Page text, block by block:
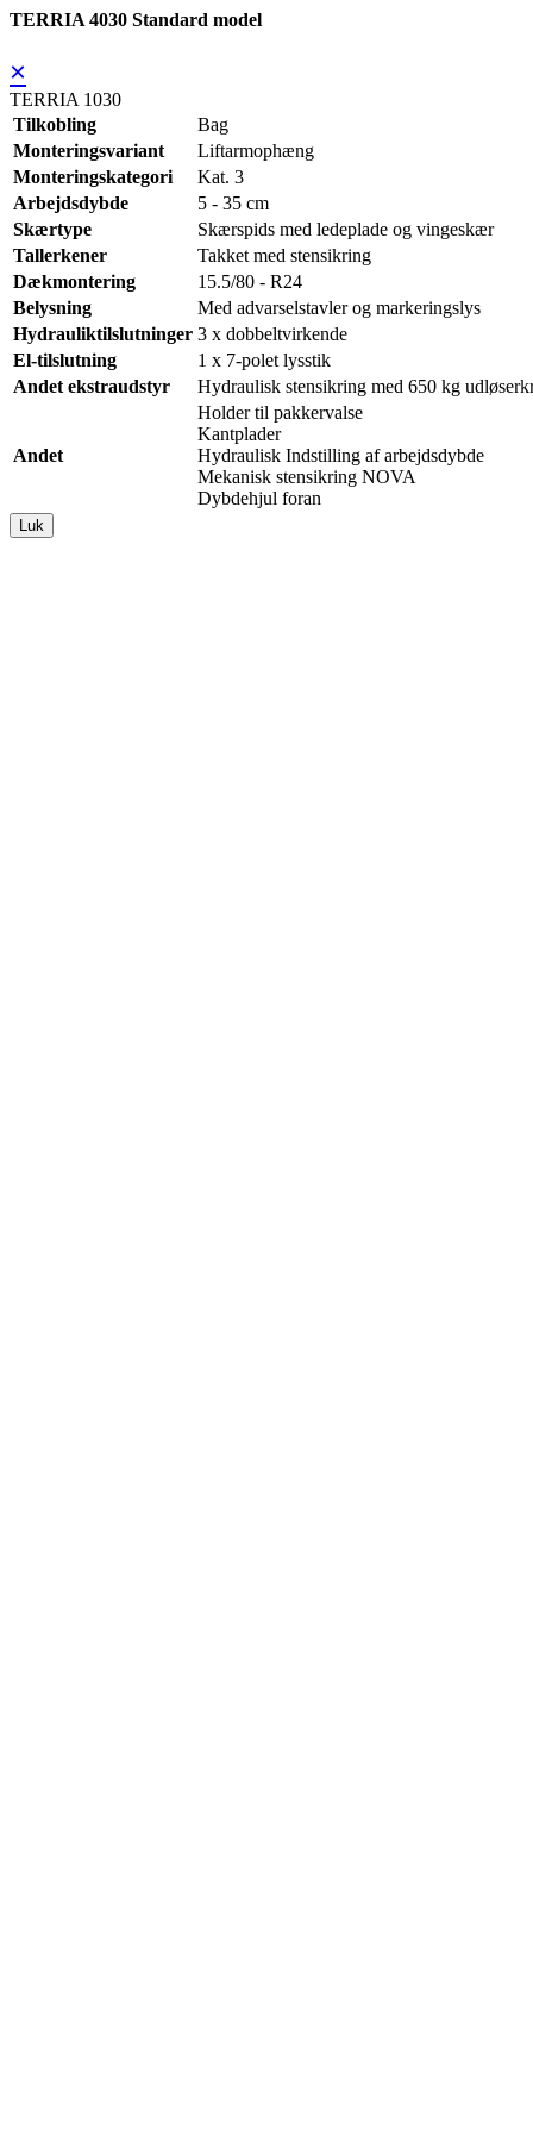
TERRIA 4030 Standard model
×
TERRIA 1030
Tilkobling
Bag
Monteringsvariant
Liftarmophæng
Monteringskategori
Kat. 3
Arbejdsdybde
5 - 35 cm
Skærtype
Skærspids med ledeplade og vingeskær
Tallerkener
Takket med stensikring
Dækmontering
15.5/80 - R24
Belysning
Med advarselstavler og markeringslys
Hydrauliktilslutninger 3 x dobbeltvirkende
El-tilslutning
1 x 7-polet lysstik
Andet ekstraudstyr
Hydraulisk stensikring med 650 kg
Andet
Holder til pakkervalse
Kantplader
Hydraulisk Indstilling af arbejdsdybde
Mekanisk stensikring NOVA
Dybdehjul foran
Luk